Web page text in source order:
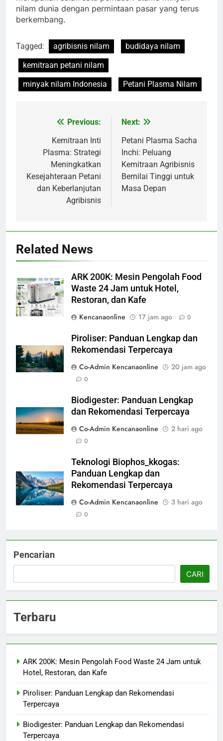
nilam dunia dengan permintaan pasar yang terus
berkembang.
Tagged: agribisnis nilam
budidaya nilam
kemitraan petani nilam
minyak nilam Indonesia
Petani Plasma Nilam
NavigasiPrevious:
Kemitraan Inti
Plasma: Strategi
Meningkatkan
Kesejahteraan Petani
dan Keberlanjutan
Agribisnis
Next:
Petani Plasma Sacha
Inchi: Peluang
Kemitraan Agribisnis
Bernilai Tinggi untuk
Masa Depan
Related News
ARK 200K: Mesin Pengolah Food
Waste 24 Jam untuk Hotel,
Restoran, dan Kafe
Kencanaonline
17 jam ago 0
Piroliser: Panduan Lengkap dan
Rekomendasi Terpercaya
Co-Admin Kencanaonline
20 jam ago
0
Biodigester: Panduan Lengkap
dan Rekomendasi Terpercaya
Co-Admin Kencanaonline
2 hari ago
0
Teknologi Biophos_kkogas:
Panduan Lengkap dan
Rekomendasi Terpercaya
Co-Admin Kencanaonline
3 hari ago
0
Pencarian
CARI
Terbaru
ARK 200K: Mesin Pengolah Food Waste 24 Jam untuk
Hotel, Restoran, dan Kafe
Piroliser: Panduan Lengkap dan Rekomendasi
Terpercaya
Biodigester: Panduan Lengkap dan Rekomendasi
Terpercaya